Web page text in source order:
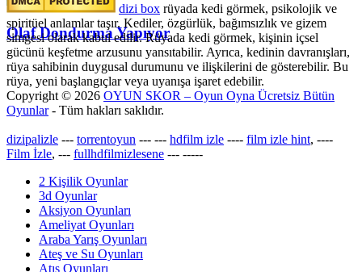
Olaf Dondurma Yapıyor
dizi box rüyada kedi görmek​, psikolojik ve
spiritüel anlamlar taşır. Kediler, özgürlük, bağımsızlık ve gizem
simgesi olarak kabul edilir. Rüyada kedi görmek, kişinin içsel
gücünü keşfetme arzusunu yansıtabilir. Ayrıca, kedinin davranışları,
rüya sahibinin duygusal durumunu ve ilişkilerini de gösterebilir. Bu
rüya, yeni başlangıçlar veya uyanışa işaret edebilir.
Copyright © 2026 OYUN SKOR – Oyun Oyna Ücretsiz Bütün
Oyunlar- Tüm hakları saklıdır.
dizipalizle --- torrentoyun --- --- hdfilm izle ---- film izle hint, ----
Film İzle, --- fullhdfilmizlesene --- -----
2 Kişilik Oyunlar
3d Oyunlar
Aksiyon Oyunları
Ameliyat Oyunları
Araba Yarış Oyunları
Ateş ve Su Oyunları
Atış Oyunları